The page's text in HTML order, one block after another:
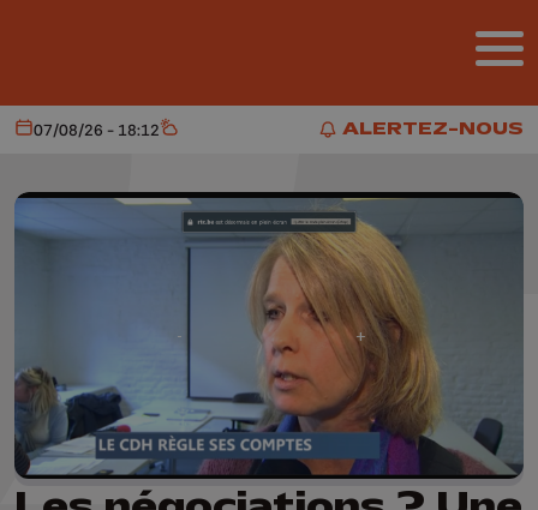
ALERTEZ-NOUS
ALERTEZ-NOUS
Aujourd'hui
07/08/26 - 18:12 Météo